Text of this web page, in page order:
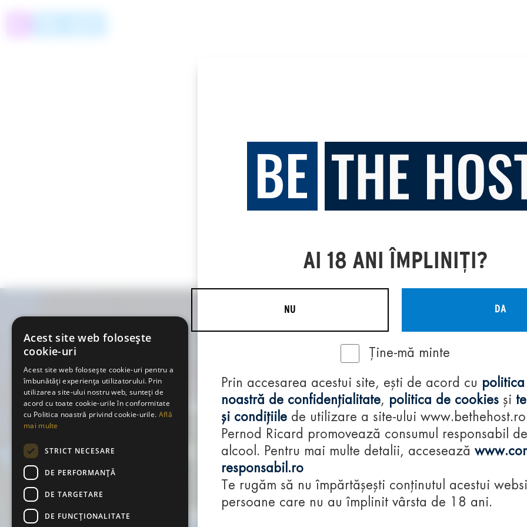
consumă-
AI 18 ANI ÎMPLINIȚI?
NU DA
Ține-mă minte
Prin accesarea acestui site, ești de acord cu politica
noastră de confidențialitate, politica de cookies și
și condițiile de utilizare a site-ului
Pernod Ricard promovează consumul responsabil de
alcool. Pentru mai multe detalii, accesează
responsabil.ro
Te rugăm să nu împărtășești conținutul acestui
persoane care nu au împlinit vârsta de 18 ani.
Acest site web folosește
cookie-uri
Acest site web folosește cookie-uri pentru a
îmbunătăți experiența utilizatorului. Prin
utilizarea site-ului nostru web, sunteți de
acord cu toate cookie-urile în conformitate
cu Politica noastră privind cookie-urile. Află
mai multe
STRICT NECESARE
DE PERFORMANȚĂ
DE TARGETARE
DE FUNCŢIONALITATE